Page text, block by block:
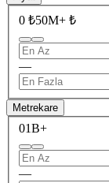
0 ₺50M+ ₺
—
Metrekare
01B+
—